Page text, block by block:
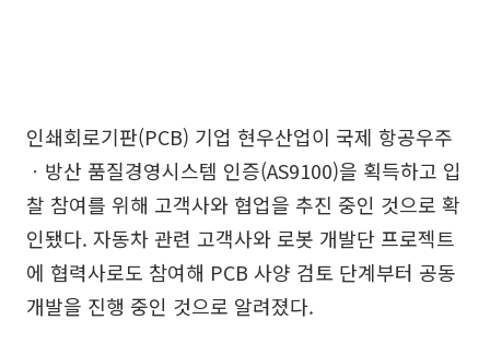
인쇄회로기판(PCB) 기업 현우산업이 국제 항공우주
ㆍ방산 품질경영시스템 인증(AS9100)을 획득하고 입
찰 참여를 위해 고객사와 협업을 추진 중인 것으로 확
인됐다. 자동차 관련 고객사와 로봇 개발단 프로젝트
에 협력사로도 참여해 PCB 사양 검토 단계부터 공동
개발을 진행 중인 것으로 알려졌다.